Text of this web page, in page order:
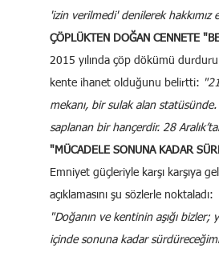
'izin verilmedi' denilerek hakkımız
ÇÖPLÜKTEN DOĞAN CENNETE
2015 yılında çöp dökümü
kente ihanet olduğunu belirtti:
mekanı, bir sulak alan
saplanan bir hançerdir. 28
"MÜCADELE SONUNA KADAR
Emniyet güçleriyle karşı karşıya
açıklamasını şu sözlerle noktaladı:
"Doğanın ve kentinin aşığı bizler;
içinde sonuna kadar